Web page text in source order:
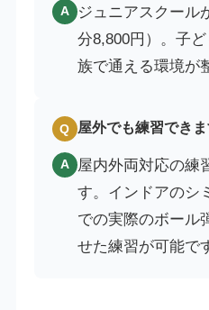
A ジュニアスクール
分8,800円）。子
族で通える環境が
Q 屋外でも練習でき
A 屋内外両対応の練
す。インドアのシ
での実際のボール
せた練習が可能で